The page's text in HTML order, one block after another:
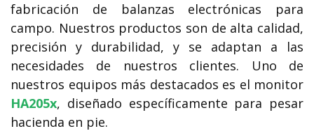
fabricación de balanzas electrónicas para
campo. Nuestros productos son de alta calidad,
precisión y durabilidad, y se adaptan a las
necesidades de nuestros clientes. Uno de
nuestros equipos más destacados es el monitor
HA205x, diseñado específicamente para pesar
hacienda en pie.